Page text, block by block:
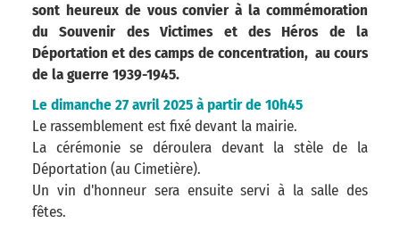
sont heureux de vous convier à la commémoration
du Souvenir des Victimes et des Héros de la
Déportation et des camps de concentration, au cours
de la guerre 1939-1945.
Le dimanche 27 avril 2025 à partir de 10h45
Le rassemblement est fixé devant la mairie.
La cérémonie se déroulera devant la stèle de la
Déportation (au Cimetière).
Un vin d'honneur sera ensuite servi à la salle des
fêtes.